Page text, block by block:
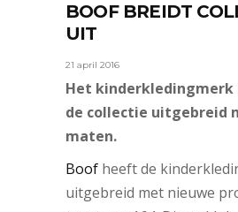
BOOF BREIDT
UIT
21 april 2016
Het
de collectie uitgebreid
maten.
Boof heeft de
uitgebreid met nieuwe